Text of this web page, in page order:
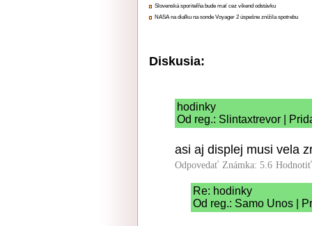
Slovenská sporiteľňa bude mať cez víkend odstávku
NASA na diaľku na sonde Voyager 2 úspešne znížila spotrebu
Diskusia:
hodinky
Od reg.: Slintaxtrevor |
asi aj displej musi vela
Odpovedať Známka: 5.6
Re: hodinky
Od reg.: Samo Unos |